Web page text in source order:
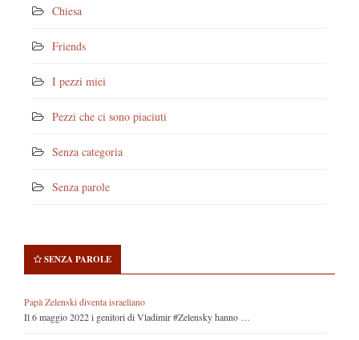
Chiesa
Friends
I pezzi miei
Pezzi che ci sono piaciuti
Senza categoria
Senza parole
SENZA PAROLE
Papà Zelenski diventa israeliano
Il 6 maggio 2022 i genitori di Vladimir #Zelensky hanno …